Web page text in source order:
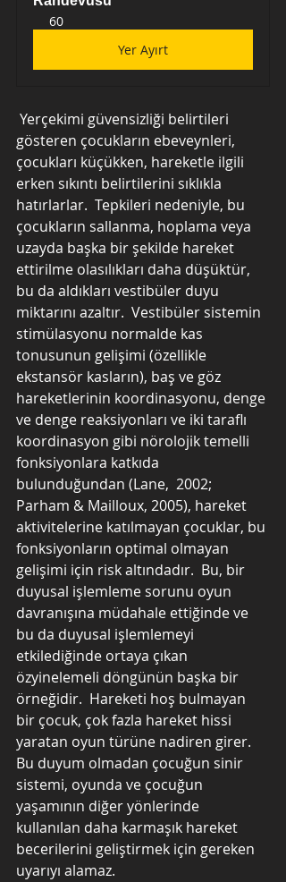
60
Yer Ayırt
gösteren çocukların ebeveynleri,
çocukları küçükken, hareketle ilgili
erken sıkıntı belirtilerini sıklıkla
hatırlarlar.  Tepkileri nedeniyle, bu
çocukların sallanma, hoplama veya
uzayda başka bir şekilde hareket
ettirilme olasılıkları daha düşüktür,
bu da aldıkları vestibüler duyu
miktarını azaltır.  Vestibüler sistemin
stimülasyonu normalde kas
tonusunun gelişimi (özellikle
ekstansör kasların), baş ve göz
hareketlerinin koordinasyonu, denge
ve denge reaksiyonları ve iki taraflı
koordinasyon gibi nörolojik temelli
fonksiyonlara katkıda
bulunduğundan (Lane,  2002;
Parham & Mailloux, 2005), hareket
aktivitelerine katılmayan çocuklar, bu
fonksiyonların optimal olmayan
gelişimi için risk altındadır.  Bu, bir
duyusal işlemleme sorunu oyun
davranışına müdahale ettiğinde ve
bu da duyusal işlemlemeyi
etkilediğinde ortaya çıkan
özyinelemeli döngünün başka bir
örneğidir.  Hareketi hoş bulmayan
bir çocuk, çok fazla hareket hissi
yaratan oyun türüne nadiren girer.
Bu duyum olmadan çocuğun sinir
sistemi, oyunda ve çocuğun
yaşamının diğer yönlerinde
kullanılan daha karmaşık hareket
becerilerini geliştirmek için gereken
uyarıyı alamaz.